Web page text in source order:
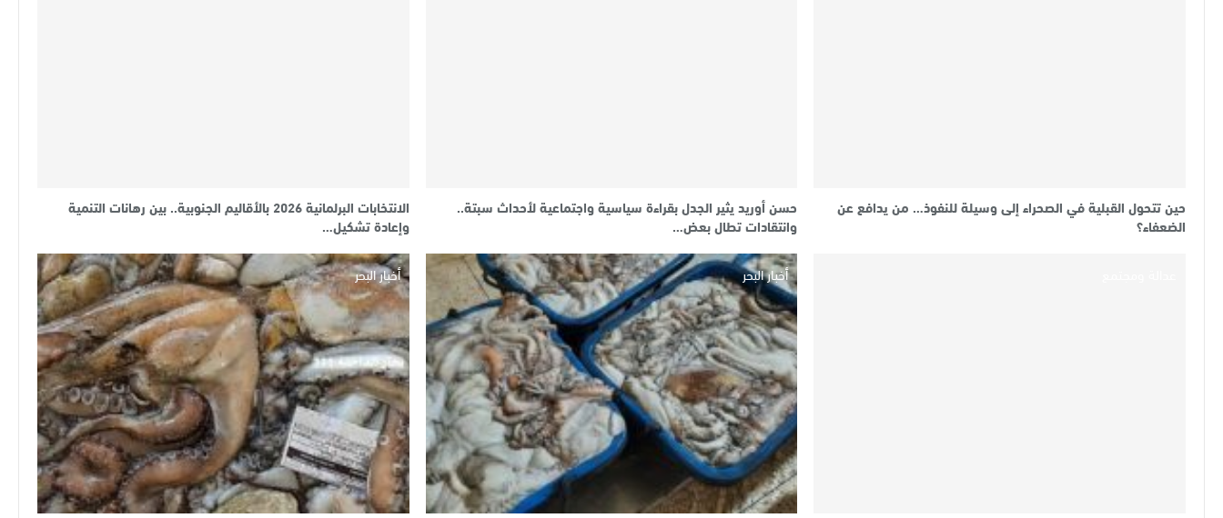
حين تتحول القبلية في الصحراء إلى وسيلة للنفوذ… من يدافع عن
الضعفاء؟
حسن أوريد يثير الجدل بقراءة سياسية واجتماعية لأحداث سبتة..
وانتقادات تطال بعض…
الانتخابات البرلمانية 2026 بالأقاليم الجنوبية.. بين رهانات التنمية
وإعادة تشكيل…
أخبار البحر أخبار البحر